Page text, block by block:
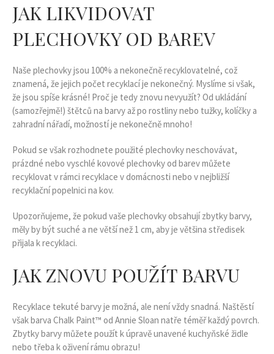
JAK LIKVIDOVAT
PLECHOVKY OD BAREV
Naše plechovky jsou 100% a nekonečně recyklovatelné, což
znamená, že jejich počet recyklací je nekonečný. Myslíme si však,
že jsou spíše krásné! Proč je tedy znovu nevyužít? Od ukládání
(samozřejmě!) štětců na barvy až po rostliny nebo tužky, kolíčky a
zahradní nářadí, možností je nekonečně mnoho!
Pokud se však rozhodnete použité plechovky neschovávat,
prázdné nebo vyschlé kovové plechovky od barev můžete
recyklovat v rámci recyklace v domácnosti nebo v nejbližší
recyklační popelnici na kov.
Upozorňujeme, že pokud vaše plechovky obsahují zbytky barvy,
měly by být suché a ne větší než 1 cm, aby je většina středisek
přijala k recyklaci.
JAK ZNOVU POUŽÍT BARVU
Recyklace tekuté barvy je možná, ale není vždy snadná. Naštěstí
však barva Chalk Paint™ od Annie Sloan natře téměř každý povrch.
Zbytky barvy můžete použít k úpravě unavené kuchyňské židle
nebo třeba k oživení rámu obrazu!